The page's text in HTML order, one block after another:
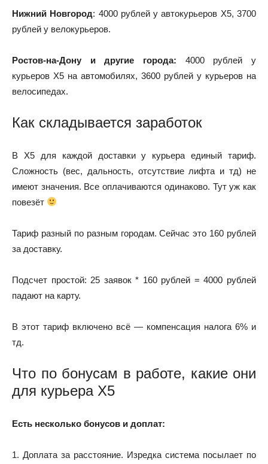
Нижний Новгород: 4000 рублей у автокурьеров Х5, 3700
рублей у велокурьеров.
Ростов-на-Дону и другие города: 4000 рублей у
курьеров Х5 на автомобилях, 3600 рублей у курьеров на
велосипедах.
Как складывается заработок
В X5 для каждой доставки у курьера единый тариф.
Сложность (вес, дальность, отсутствие лифта и тд) не
имеют значения. Все оплачиваются одинаково. Тут уж как
повезёт
Тариф разный по разным городам. Сейчас это 160 рублей
за доставку.
Подсчет простой: 25 заявок * 160 рублей = 4000 рублей
падают на карту.
В этот тариф включено всё — компенсация налога 6% и
тд.
Что по бонусам в работе, какие они
для курьера Х5
Есть несколько бонусов и доплат:
1. Доплата за расстояние. Изредка система посылает по